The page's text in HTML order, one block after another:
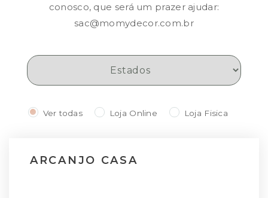
conosco, que será um prazer ajudar:
sac@momydecor.com.br
Ver todas Loja Online Loja Fisica
ARCANJO CASA